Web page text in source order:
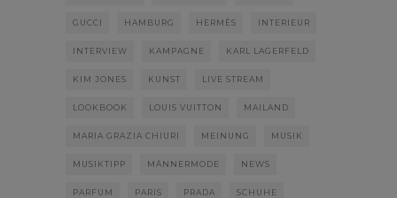
GUCCI HAMBURG HERMÈS INTERIEUR
INTERVIEW KAMPAGNE KARL LAGERFELD
KIM JONES KUNST LIVE STREAM
LOOKBOOK LOUIS VUITTON MAILAND
MARIA GRAZIA CHIURI MEINUNG MUSIK
MUSIKTIPP MÄNNERMODE NEWS
PARFUM PARIS PRADA SCHUHE